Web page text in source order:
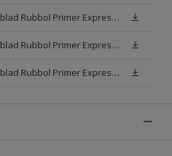
Veiligheidsinformatieblad Rubbol Primer Express White (MSDS)
Veiligheidsinformatieblad Rubbol Primer Express W05 (MSDS)
Veiligheidsinformatieblad Rubbol Primer Express N00 (MSDS)